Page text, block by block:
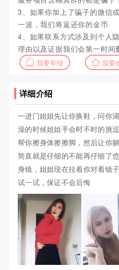
3、如果你加上了骗子的微信
一波，我们将返还你的金币
4、如果联系方式涉及到个人
理由以及证据我们会第一时间
我要举报 我要
详细介绍
一进门姐姐先让你换鞋，问你
澡的时候姐姐手会时不时的挑
帮你擦身体擦擦脚，然后让你
简直就是仔细的不能再仔细了
身镜，姐姐现在拉着你对着镜
试一试，保证不会后悔